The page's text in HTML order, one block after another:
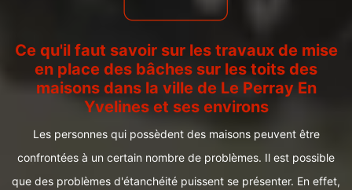
Ce qu'il faut savoir sur les travaux de mise
en place des bâches sur les toits des
maisons dans la ville de Le Perray En
Yvelines et ses environs
Les personnes qui possèdent des maisons peuvent être
confrontées à un certain nombre de problèmes. Il est possible
que des problèmes d'étanchéité puissent se présenter. En effet,